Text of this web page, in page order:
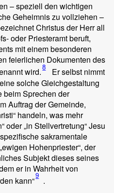
– speziell den wichtigen
Geheimnis zu vollziehen –
Christus der Herr all
oder Priesteramt beruft,
mit einem besonderen
feierlichen Dokumenten des
wird.8
Er selbst nimmt
solche Gleichgestaltung
beim Sprechen der
Auftrag der Gemeinde,
handeln, was mehr
oder „in Stellvertretung“ Jesu
sakramentale
Hohenpriester“, der
Subjekt dieses seines
er in Wahrheit von
kann“9 .